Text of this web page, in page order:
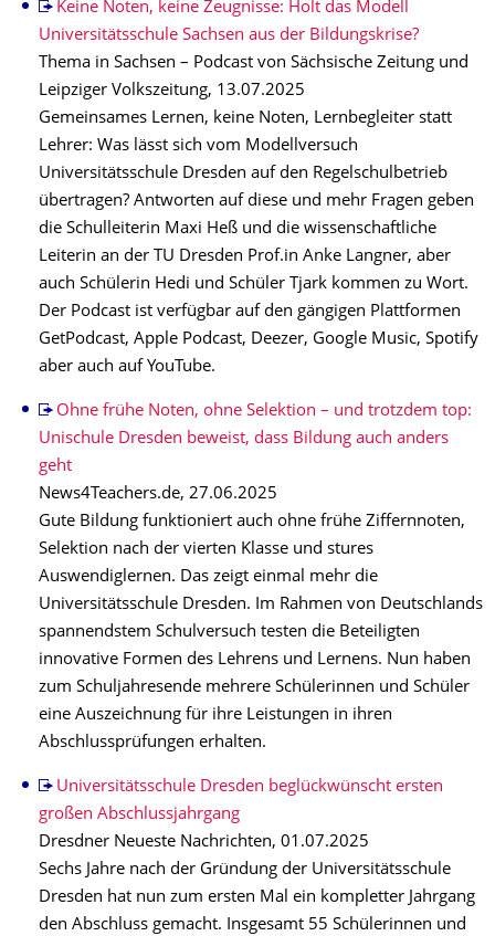
Keine Noten, keine Zeugnisse: Holt das Modell
Universitätsschule Sachsen aus der Bildungskrise?
Thema in Sachsen – Podcast von Sächsische Zeitung und
Leipziger Volkszeitung, 13.07.2025
Gemeinsames Lernen, keine Noten, Lernbegleiter statt
Lehrer: Was lässt sich vom Modellversuch
Universitätsschule Dresden auf den Regelschulbetrieb
übertragen? Antworten auf diese und mehr Fragen geben
die Schulleiterin Maxi Heß und die wissenschaftliche
Leiterin an der TU Dresden Prof.in Anke Langner, aber
auch Schülerin Hedi und Schüler Tjark kommen zu Wort.
Der Podcast ist verfügbar auf den gängigen Plattformen
GetPodcast, Apple Podcast, Deezer, Google Music, Spotify
aber auch auf YouTube.
Ohne frühe Noten, ohne Selektion – und trotzdem top:
Unischule Dresden beweist, dass Bildung auch anders
geht
News4Teachers.de, 27.06.2025
Gute Bildung funktioniert auch ohne frühe Ziffernnoten,
Selektion nach der vierten Klasse und stures
Auswendiglernen. Das zeigt einmal mehr die
Universitätsschule Dresden. Im Rahmen von Deutschlands
spannendstem Schulversuch testen die Beteiligten
innovative Formen des Lehrens und Lernens. Nun haben
zum Schuljahresende mehrere Schülerinnen und Schüler
eine Auszeichnung für ihre Leistungen in ihren
Abschlussprüfungen erhalten.
Universitätsschule Dresden beglückwünscht ersten
großen Abschlussjahrgang
Dresdner Neueste Nachrichten, 01.07.2025
Sechs Jahre nach der Gründung der Universitätsschule
Dresden hat nun zum ersten Mal ein kompletter Jahrgang
den Abschluss gemacht. Insgesamt 55 Schülerinnen und